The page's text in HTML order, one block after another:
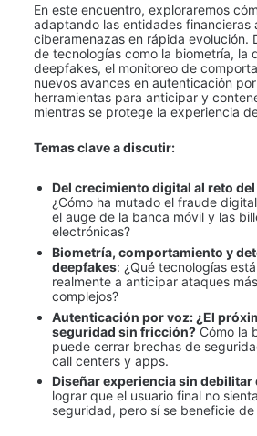
En este encuentro, exploraremos
adaptando las entidades financieras
ciberamenazas en rápida evolución.
de tecnologías como la biometría, la
deepfakes, el monitoreo de
nuevos avances en autenticación
herramientas para anticipar y
mientras se protege la experiencia
Temas clave a discutir:
Del crecimiento digital al reto
¿Cómo ha mutado el fraude
el auge de la banca móvil y las
electrónicas?
Biometría, comportamiento y
deepfakes: ¿Qué tecnologías
realmente a anticipar ataques
complejos?
Autenticación por voz: ¿El
seguridad sin fricción? Cómo la
puede cerrar brechas de
call centers y apps.
Diseñar experiencia sin debilitar
lograr que el usuario final no
seguridad, pero sí se beneficie de